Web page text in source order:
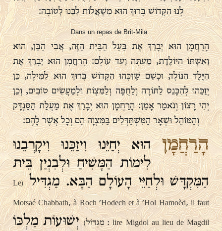
לָנוּ הַקָּדוֹשׁ בָּרוּךְ הוּא מִשְׁאֲלוֹת לִבֵּנוּ לְטוֹבָה:
Dans un repas de Brit-Mila :
הָרַחֲמָן הוּא יְבָרֵךְ אֶת בַּעַל הַבַּיִת הַזֶּה, אֲבִי הַבֵּן, הוּא
וְאִשְׁתּוֹ הַיּוֹלֶדֶת, מֵעַתָּה וְעַד עוֹלָם: הָרַחֲמָן הוּא יְבָרֵךְ אֶת
הַיֶּלֶד הַנּוֹלָד, וּכְשֵׁם שֶׁזִּכָּהוּ הַקָּדוֹשׁ בָּרוּךְ הוּא לַמִּילָה, כֵּן
יְזַכֵּהוּ לְהִכָּנֵס לַתּוֹרָה וְלַחֻפָּה וְלַמִּצְוֹת וּלְמַעֲשִׂים טוֹבִים, וְכֵן
יְהִי רָצוֹן וְנֹאמַר אָמֵן: הָרַחֲמָן הוּא יְבָרֵךְ אֶת מַעֲלַת הַסַּנְדָּק
וְהַמּוֹהֵל וּשְׁאָר הַמִּשְׁתַּדְּלִים בַּמִּצְוָה הֵם וְכָל אֲשֶׁר לָהֶם:
הָרַחֲמָןהוּא יְחַיֵּנוּ וִיזַכֵּנוּ וִיקָרְבֵנוּ
לִימוֹת הַמָּשִׁיחַ וּלְבִנְיַן בֵּית
הַמִּקְדָּשׁ וּלְחַיֵּי הָעוֹלָם הַבָּא. מַגְדִּיל(Le
Motsaé Chabbath, à Roch 'Hodech et à 'Hol Hamoèd, il faut
lire Migdol au lieu de Magdil : מִגְדּוֹל)
יְשׁוּעוֹת מַלְכּוֹ